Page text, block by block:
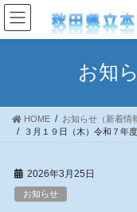
Skip
the
Skip
the
お知
HOME お知らせ（新着情
３月１９日（木）令和７年
2026年3月25日
お知らせ